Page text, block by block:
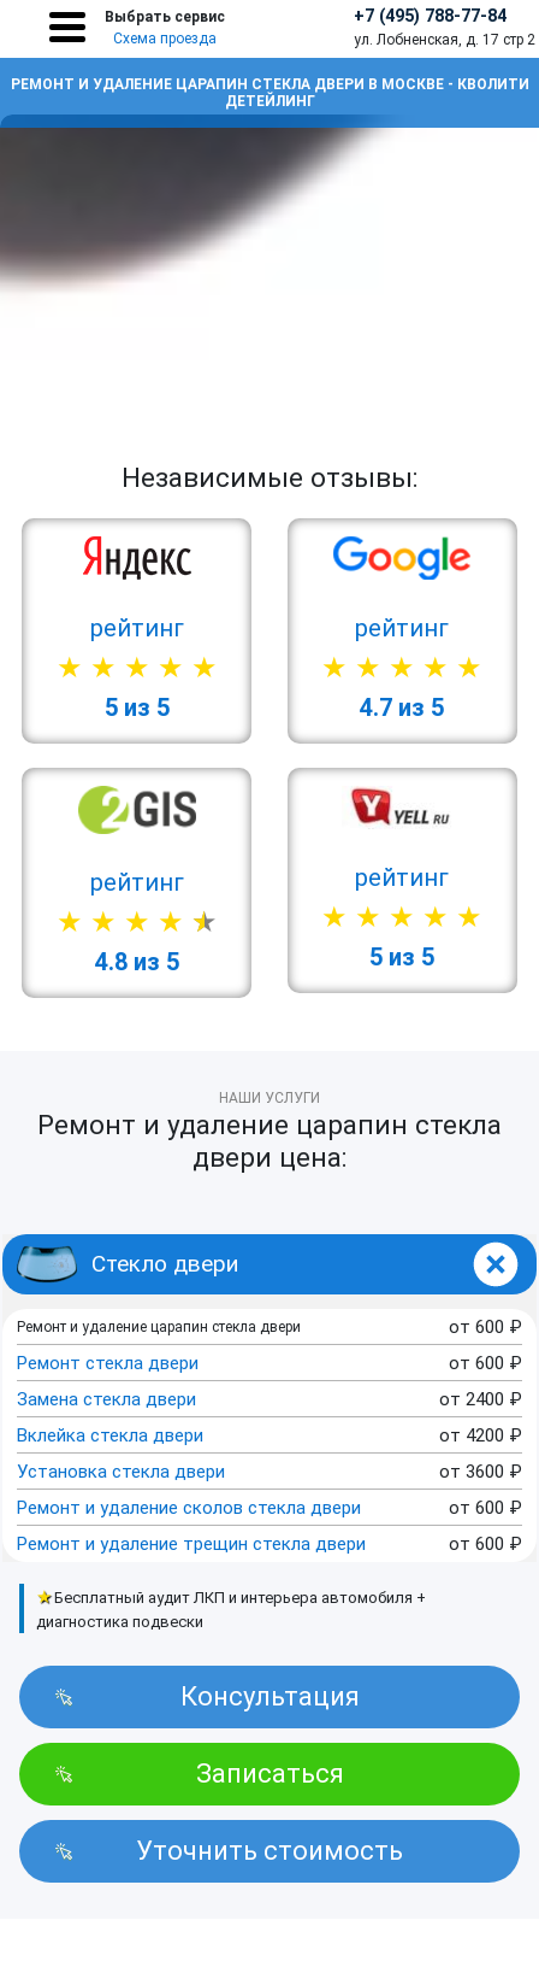
Выбрать сервис
Схема проезда
+7 (495) 788-77-84
ул. Лобненская, д. 17 стр 2
РЕМОНТ И УДАЛЕНИЕ ЦАРАПИН СТЕКЛА ДВЕРИ В МОСКВЕ - КВОЛИТИ
ДЕТЕЙЛИНГ
Независимые отзывы:
рейтинг
5 из 5
рейтинг
4.7 из 5
рейтинг
4.8 из 5
рейтинг
5 из 5
НАШИ УСЛУГИ
Ремонт и удаление царапин стекла
двери цена:
Стекло двери
Ремонт и удаление царапин стекла двери от 600 ₽
Ремонт стекла двери
от 600 ₽
Замена стекла двери
от 2400 ₽
Вклейка стекла двери
от 4200 ₽
Установка стекла двери
от 3600 ₽
Ремонт и удаление сколов стекла двери
от 600 ₽
Ремонт и удаление трещин стекла двери
от 600 ₽
★Бесплатный аудит ЛКП и интерьера автомобиля +
диагностика подвески
Консультация
Записаться
Уточнить стоимость